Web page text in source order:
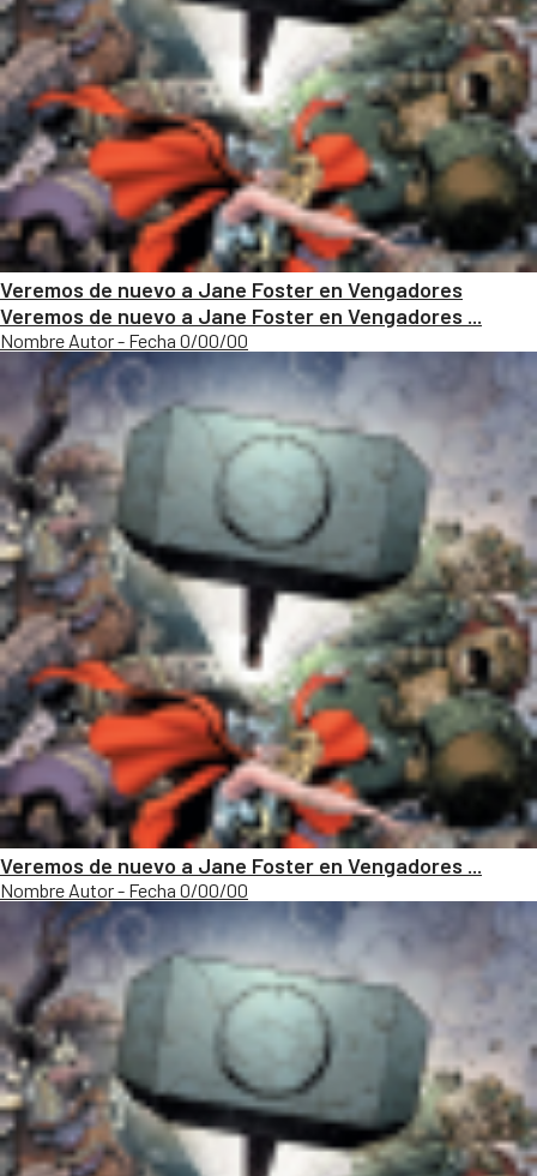
Veremos de nuevo a Jane Foster en Vengadores
Veremos de nuevo a Jane Foster en Vengadores ...
Nombre Autor - Fecha 0/00/00
Veremos de nuevo a Jane Foster en Vengadores ...
Nombre Autor - Fecha 0/00/00